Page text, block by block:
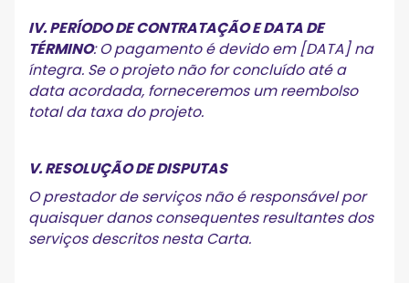
IV. PERÍODO DE CONTRATAÇÃO E DATA DE
TÉRMINO: O pagamento é devido em [DATA] na
íntegra. Se o projeto não for concluído até a
data acordada, forneceremos um reembolso
total da taxa do projeto.
V. RESOLUÇÃO DE DISPUTAS
O prestador de serviços não é responsável por
quaisquer danos consequentes resultantes dos
serviços descritos nesta Carta.